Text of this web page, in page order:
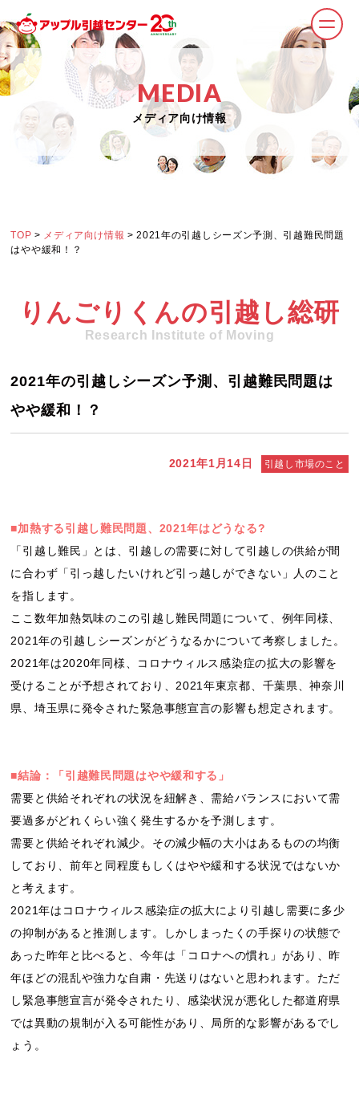
MEDIA
メディア向け情報
TOP > メディア向け情報 > 2021年の引越しシーズン予測、引越難民問題
はやや緩和！？
りんごりくんの引越し総研
Research Institute of Moving
2021年の引越しシーズン予測、引越難民問題は
やや緩和！？
2021年1月14日 引越し市場のこと
■加熱する引越し難民問題、2021年はどうなる?
「引越し難民」とは、引越しの需要に対して引越しの供給が間
に合わず「引っ越したいけれど引っ越しができない」人のこと
を指します。
ここ数年加熱気味のこの引越し難民問題について、例年同様、
2021年の引越しシーズンがどうなるかについて考察しました。
2021年は2020年同様、コロナウィルス感染症の拡大の影響を
受けることが予想されており、2021年東京都、千葉県、神奈川
県、埼玉県に発令された緊急事態宣言の影響も想定されます。
■結論：「引越難民問題はやや緩和する」
需要と供給それぞれの状況を紐解き、需給バランスにおいて需
要過多がどれくらい強く発生するかを予測します。
需要と供給それぞれ減少。その減少幅の大小はあるものの均衡
しており、前年と同程度もしくはやや緩和する状況ではないか
と考えます。
2021年はコロナウィルス感染症の拡大により引越し需要に多少
の抑制があると推測します。しかしまったくの手探りの状態で
あった昨年と比べると、今年は「コロナへの慣れ」があり、昨
年ほどの混乱や強力な自粛・先送りはないと思われます。ただ
し緊急事態宣言が発令されたり、感染状況が悪化した都道府県
では異動の規制が入る可能性があり、局所的な影響があるでし
ょう。